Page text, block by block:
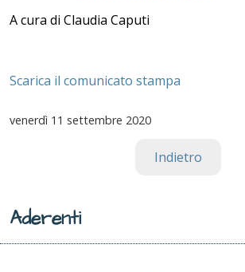
A cura di Claudia Caputi
Scarica il comunicato stampa
venerdì 11 settembre 2020
Indietro
Aderenti